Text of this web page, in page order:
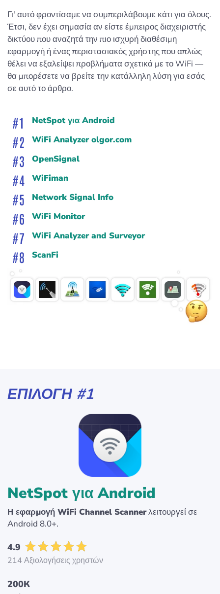
Γι' αυτό φροντίσαμε να συμπεριλάβουμε κάτι για όλους.
Έτσι, δεν έχει σημασία αν είστε έμπειρος διαχειριστής
δικτύου που αναζητά την πιο ισχυρή διαθέσιμη
εφαρμογή ή ένας περιστασιακός χρήστης που απλώς
θέλει να εξαλείψει προβλήματα σχετικά με το WiFi —
θα μπορέσετε να βρείτε την κατάλληλη λύση για εσάς
σε αυτό το άρθρο.
NetSpot για Android
WiFi Analyzer olgor.com
OpenSignal
WiFiman
Network Signal Info
WiFi Monitor
WiFi Analyzer and Surveyor
ScanFi
ΕΠΙΛΟΓΉ #1
NetSpot για Android
Η εφαρμογή WiFi Channel Scannerλειτουργεί σε
Android 8.0+.
4.9
214 Αξιολογήσεις χρηστών
200К